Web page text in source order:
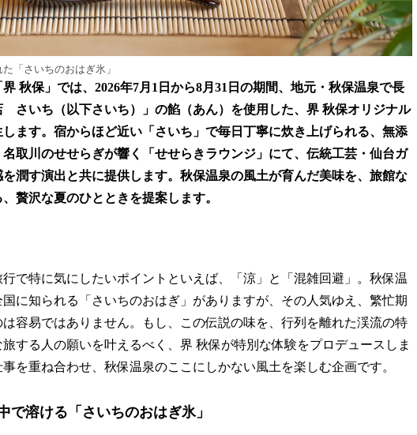
「さいちのおはぎ氷」
秋保」では、2026年7月1日から8月31日の期間、地元・秋保温泉で長
さいち（以下さいち）」の餡（あん）を使用した、界 秋保オリジナル
ます。宿からほど近い「さいち」で毎日丁寧に炊き上げられる、無添
取川のせせらぎが響く「せせらきラウンジ」にて、伝統工芸・仙台ガ
潤す演出と共に提供します。秋保温泉の風土が育んだ美味を、旅館な
贅沢な夏のひとときを提案します。
で特に気にしたいポイントといえば、「涼」と「混雑回避」。秋保温
に知られる「さいちのおはぎ」がありますが、その人気ゆえ、繁忙期
容易ではありません。もし、この伝説の味を、行列を離れた渓流の特
する人の願いを叶えるべく、界 秋保が特別な体験をプロデュースしま
を重ね合わせ、秋保温泉のここにしかない風土を楽しむ企画です。
で溶ける「さいちのおはぎ氷」